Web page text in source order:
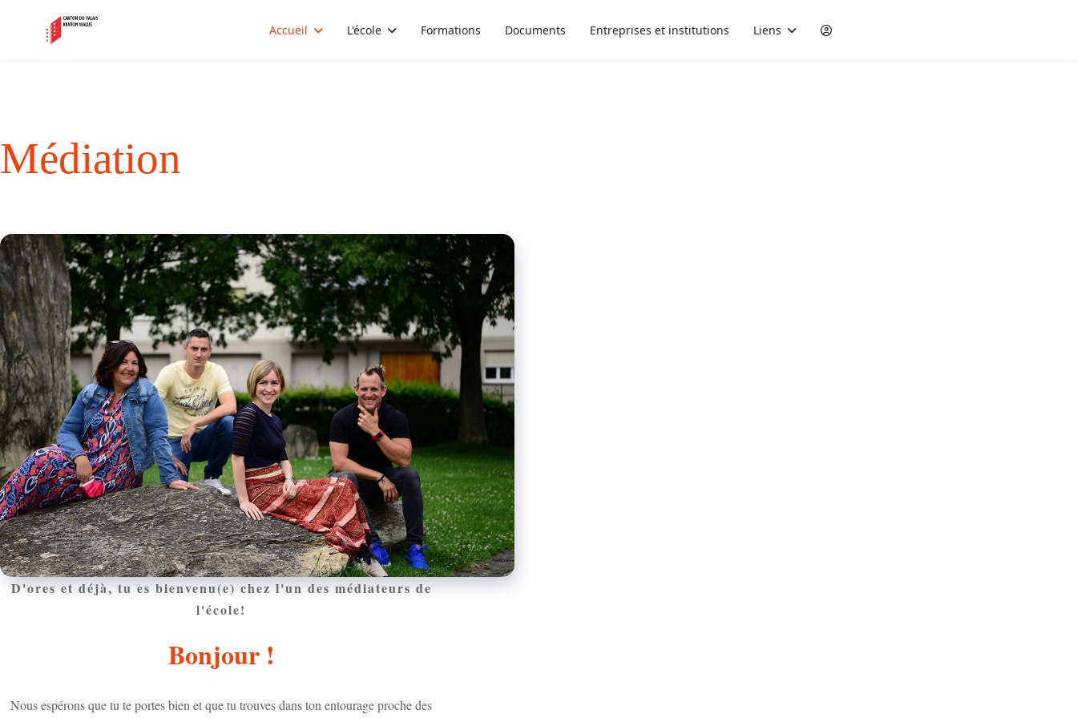
Accueil L'école Formations Documents Entreprises et institutions Liens
Médiation
D'ores et déjà, tu es bienvenu(e) chez l'un des médiateurs de
l'école!
Bonjour !
Nous espérons que tu te portes bien et que tu trouves dans ton entourage proche des